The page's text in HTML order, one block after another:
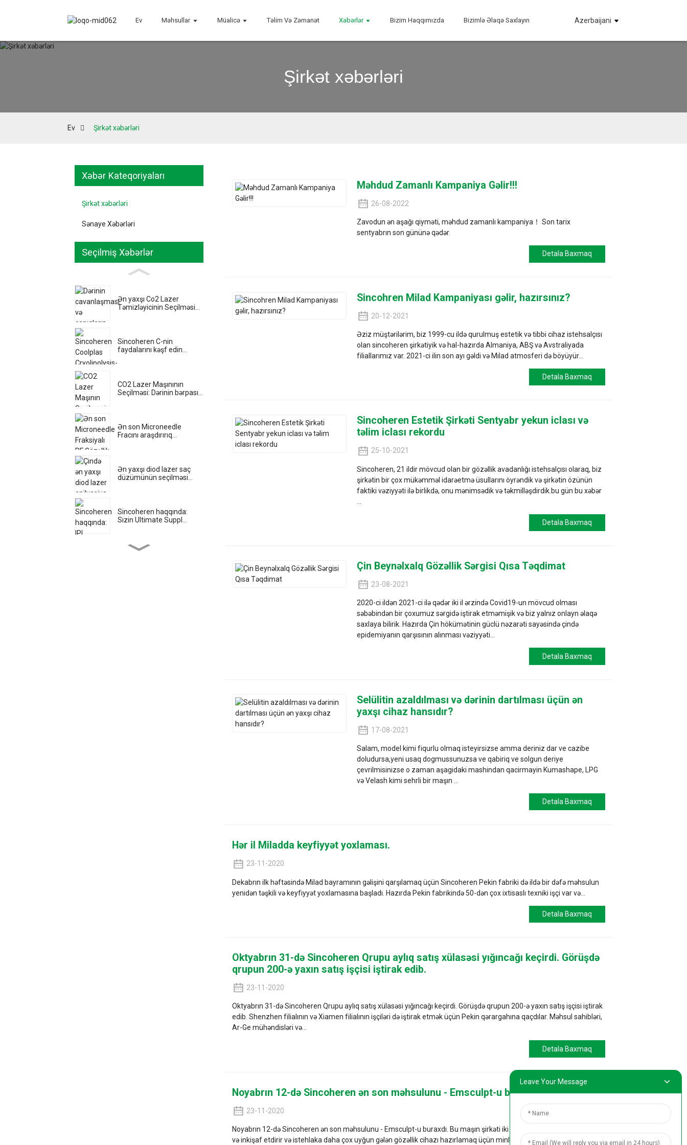
Ev Məhsullar Müalicə Təlim Və Zəmanət Xəbərlər Bizim Haqqımızda Bizimlə Əlaqə Saxlayın Azerbaijani
Şirkət xəbərləri
Ev Şirkət xəbərləri
Xəbər Kateqoriyaları
Şirkət xəbərləri
Sənaye Xəbərləri
Seçilmiş Xəbərlər
Ən yaxşı Co2 Lazer
Təmizləyicinin Seçilməsi...
Sincoheren C-nin
faydalarını kəşf edin...
CO2 Lazer Maşınının
Seçilməsi: Dərinin bərpası...
Ən son Microneedle
Fracını araşdırırıq...
Ən yaxşı diod lazer saç
düzümünün seçilməsi...
Sincoheren haqqında:
Sizin Ultimate Suppl...
Məhdud Zamanlı Kampaniya Gəlir!!!
26-08-2022
Zavodun ən aşağı qiyməti, məhdud zamanlı kampaniya！ Son tarix
sentyabrın son gününə qədər.
Detala Baxmaq
Sincohren Milad Kampaniyası gəlir, hazırsınız?
20-12-2021
Əziz müştərilərim, biz 1999-cu ildə qurulmuş estetik və tibbi cihaz istehsalçısı
olan sincoheren şirkətiyik və hal-hazırda Almaniya, ABŞ və Avstraliyada
filiallarımız var. 2021-ci ilin son ayı gəldi və Milad atmosferi də böyüyür...
Detala Baxmaq
Sincoheren Estetik Şirkəti Sentyabr yekun iclası və
təlim iclası rekordu
25-10-2021
Sincoheren, 21 ildir mövcud olan bir gözəllik avadanlığı istehsalçısı olaraq, biz
şirkətin bir çox mükəmməl idarəetmə üsullarını öyrəndik və şirkətin özünün
faktiki vəziyyəti ilə birlikdə, onu mənimsədik və təkmilləşdirdik.bu gün bu xəbər
Detala Baxmaq
Çin Beynəlxalq Gözəllik Sərgisi Qısa Təqdimat
23-08-2021
2020-ci ildən 2021-ci ilə qədər iki il ərzində Covid19-un mövcud olması
səbəbindən bir çoxumuz sərgidə iştirak etməmişik və biz yalnız onlayn əlaqə
saxlaya bilirik. Hazırda Çin hökümətinin güclü nəzarəti sayəsində çində
epidemiyanın qarşısının alınması vəziyyəti...
Detala Baxmaq
Selülitin azaldılması və dərinin dartılması üçün ən
yaxşı cihaz hansıdır?
17-08-2021
Salam, model kimi fiqurlu olmaq isteyirsizse amma deriniz dar ve cazibe
doludursa,yeni usaq dogmussunuzsa ve qabiriq ve solgun deriye
çevrilmisinizse o zaman aşagidaki mashindan qacirmayin Kumashape, LPG
və Velash kimi sehrli bir maşın ...
Detala Baxmaq
Hər il Miladda keyfiyyət yoxlaması.
23-11-2020
Dekabrın ilk həftəsində Milad bayramının gəlişini qarşılamaq üçün Sincoheren Pekin fabriki də ildə bir dəfə məhsulun
yenidən təşkili və keyfiyyət yoxlamasına başladı. Hazırda Pekin fabrikində 50-dən çox ixtisaslı texniki işçi var və...
Detala Baxmaq
Oktyabrın 31-də Sincoheren Qrupu aylıq satış xülasəsi yığıncağı keçirdi. Görüşdə
qrupun 200-ə yaxın satış işçisi iştirak edib.
23-11-2020
Oktyabrın 31-də Sincoheren Qrupu aylıq satış xülasəsi yığıncağı keçirdi. Görüşdə qrupun 200-ə yaxın satış işçisi iştirak
edib. Shenzhen filialının və Xiamen filialının işçiləri də iştirak etmək üçün Pekin qərargahına qaçdılar. Məhsul sahibləri,
Ar-Ge mühəndisləri və...
Detala Baxmaq
Noyabrın 12-də Sincoheren ən son məhsulunu - Emsculpt-u buraxdı.
23-11-2020
Noyabrın 12-də Sincoheren ən son məhsulunu - Emsculpt-u buraxdı. Bu maşın şirkəti iki ildir ki, bu maşını tədqiq edir
və inkişaf etdirir və istehlaka daha çox uyğun gələn gözəllik cihazı hazırlamaq üçün minlərlə klinik sınaq keçirmişdir...
Leave Your Message